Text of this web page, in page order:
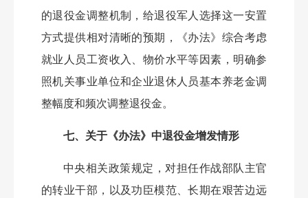
的退役金调整机制，给退役军人选择这一安置
方式提供相对清晰的预期，《办法》综合考虑
就业人员工资收入、物价水平等因素，明确参
照机关事业单位和企业退休人员基本养老金调
整幅度和频次调整退役金。
七、关于《办法》中退役金增发情形
中央相关政策规定，对担任作战部队主官
的转业干部，以及功臣模范、长期在艰苦边远